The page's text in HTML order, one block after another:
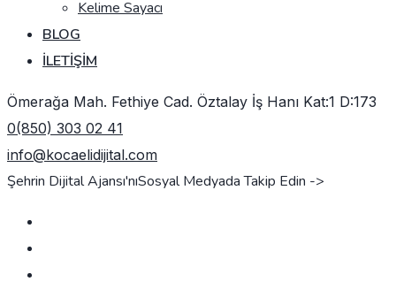
Kelime Sayacı
BLOG
İLETIŞIM
Ömerağa Mah. Fethiye Cad. Öztalay İş Hanı Kat:1 D:173
0(850) 303 02 41
info@kocaelidijital.com
Şehrin Dijital Ajansı'nıSosyal Medyada Takip Edin ->